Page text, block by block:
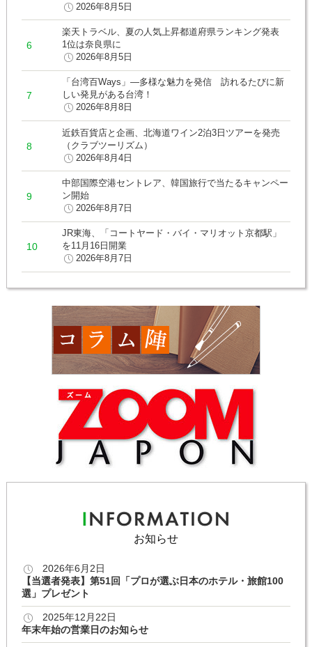
2026年8月5日
楽天トラベル、夏の人気上昇都道府県ランキング発表
1位は奈良県に
2026年8月5日
「台湾百Ways」―多様な魅力を発信 訪れるたびに新
しい発見がある台湾！
2026年8月8日
近鉄百貨店と企画、北海道ワイン2泊3日ツアーを発売
（クラブツーリズム）
2026年8月4日
中部国際空港セントレア、韓国旅行で当たるキャンペー
ン開始
2026年8月7日
JR東海、「コートヤード・バイ・マリオット京都駅」
を11月16日開業
2026年8月7日
お知らせ
2026年6月2日
【当選者発表】第51回「プロが選ぶ日本のホテル・旅館100
選」プレゼント
2025年12月22日
年末年始の営業日のお知らせ